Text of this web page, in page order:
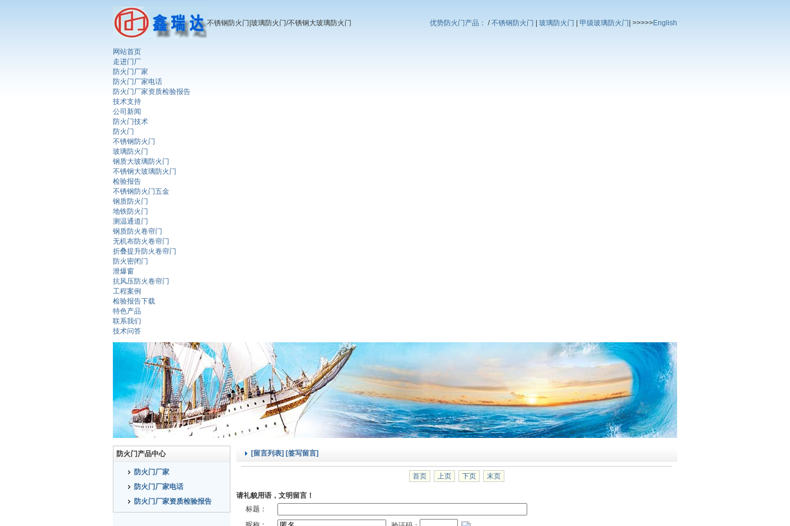
不锈钢防火门|玻璃防火门/不锈钢大玻璃防火门 优势防火门产品： /不锈钢防火门 玻璃防火门 甲级玻璃防火门 | >>>>>English
网站首页
走进门厂
防火门厂家
防火门厂家电话
防火门厂家资质检验报告
技术支持
公司新闻
防火门技术
防火门
不锈钢防火门
玻璃防火门
钢质大玻璃防火门
不锈钢大玻璃防火门
检验报告
不锈钢防火门五金
钢质防火门
地铁防火门
测温通道门
钢质防火卷帘门
无机布防火卷帘门
折叠提升防火卷帘门
防火密闭门
泄爆窗
抗风压防火卷帘门
工程案例
检验报告下载
特色产品
联系我们
技术问答
防火门产品中心
防火门厂家
防火门厂家电话
防火门厂家资质检验报告
[留言列表] [签写留言]
首页 上页 下页 末页
请礼貌用语，文明留言！
标题：